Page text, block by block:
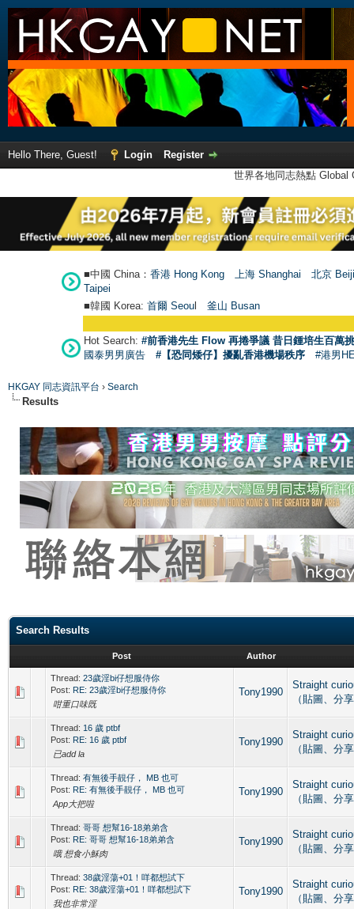
Hello There, Guest! Login
Register
世界各地同志熱點
■中國 China： 香港 Hong Kong 上海 Shanghai
北京
Taipei
■韓國 Korea: 首爾 Seoul 釜山 Busan
Hot Search: #前香港先生 Flow 再捲爭議 昔日鍾培生百萬
國泰男男廣告
#【恐同矮仔】擾亂香港機場秩序 #港男
HKGAY 同志資訊平台 › Search
Results
Search Results
Post Author
Thread: 23歲淫bi仔想服侍你
Post: RE: 23歲淫bi仔想服侍你
咁重口味既
Tony1990
Straight
（貼圖、分
Thread: 16 歲 ptbf
Post: RE: 16 歲 ptbf
已add la
Tony1990
Straight
（貼圖、分
Thread: 有無後手靚仔， MB 也可
Post: RE: 有無後手靚仔， MB 也可
App大把啦
Tony1990
Straight
（貼圖、分
Thread: 哥哥 想幫16-18弟弟含
Post: RE: 哥哥 想幫16-18弟弟含
哦 想食小穌肉
Tony1990
Straight
（貼圖、分
Thread: 38歲淫蕩+01！咩都想試下
Post: RE: 38歲淫蕩+01！咩都想試下
我也非常淫
Tony1990
Straight
（貼圖、分